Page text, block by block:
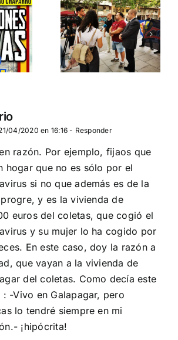
y
el
contra la
invasión
migratoria
y el gran
04/2020 en 16:16 - Responder
razón. Por ejemplo, fijaos que
hogar que no es sólo por el
si no que además es de la
y es la vivienda de
euros del coletas, que cogió el
y su mujer lo ha cogido por
En este caso, doy la razón a
que vayan a la vivienda de
del coletas. Como decía este
-Vivo en Galapagar, pero
lo tendré siempre en mi
¡hipócrita!